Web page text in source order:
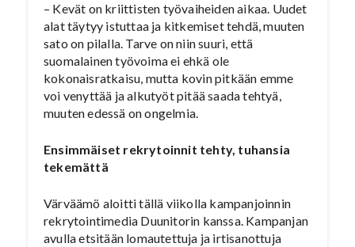
– Kevät on kriittisten työvaiheiden aikaa. Uudet
alat täytyy istuttaa ja kitkemiset tehdä, muuten
sato on pilalla. Tarve on niin suuri, että
suomalainen työvoima ei ehkä ole
kokonaisratkaisu, mutta kovin pitkään emme
voi venyttää ja alkutyöt pitää saada tehtyä,
muuten edessä on ongelmia.
Ensimmäiset rekrytoinnit tehty, tuhansia
tekemättä
Värväämö aloitti tällä viikolla kampanjoinnin
rekrytointimedia Duunitorin kanssa. Kampanjan
avulla etsitään lomautettuja ja irtisanottuja